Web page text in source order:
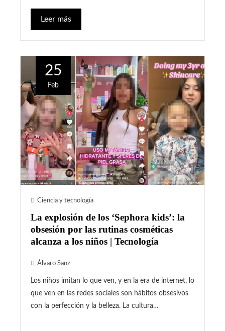
Leer más
25
Feb
Ciencia y tecnología
La explosión de los ‘Sephora kids’: la
obsesión por las rutinas cosméticas
alcanza a los niños | Tecnología
Álvaro Sanz
Los niños imitan lo que ven, y en la era de internet, lo
que ven en las redes sociales son hábitos obsesivos
con la perfección y la belleza. La cultura…